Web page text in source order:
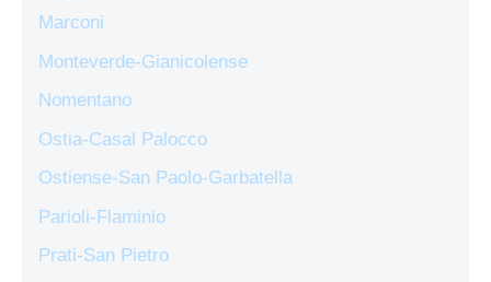
Marconi
Monteverde-Gianicolense
Nomentano
Ostia-Casal Palocco
Ostiense-San Paolo-Garbatella
Parioli-Flaminio
Prati-San Pietro